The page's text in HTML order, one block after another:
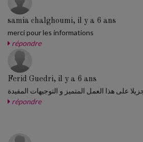
samia chalghoumi, il y a 6 ans
merci pour les informations
répondre
Ferid Guedri, il y a 6 ans
على هذا العمل المتميز و التوجيهات المفيدة
répondre